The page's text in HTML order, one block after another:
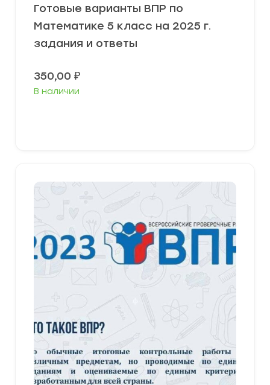
Готовые варианты ВПР по
Математике 5 класс на 2025 г.
задания и ответы
350,00 ₽
В наличии